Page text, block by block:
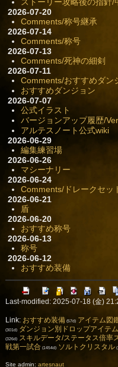
2026-07-20
Comments/称号継承
2026-07-14
Comments/称号
2026-07-13
Comments/死神の細剣
2026-07-11
Comments/おすすめダン
おすすめダンジョン
2026-07-07
公式イラスト
バージョンアップ履歴/
アルテスノート公式wiki
2026-06-29
編集練習場
2026-06-26
マシーナリー
2026-06-24
Comments/ドレークセッ
2026-06-21
盾
2026-06-20
おすすめ称号
2026-06-13
称号
2026-06-12
おすすめ装備
Last-modified: 2025-07-18 (金)
Link: おすすめ装備(57d) アイテム図
(301d) ダンジョン別ドロップアイテ
(326d) スキルデータ/ステータス倍率
戦第一試合 (1454d) ソルトクリスタル
Site admin: artesnaut